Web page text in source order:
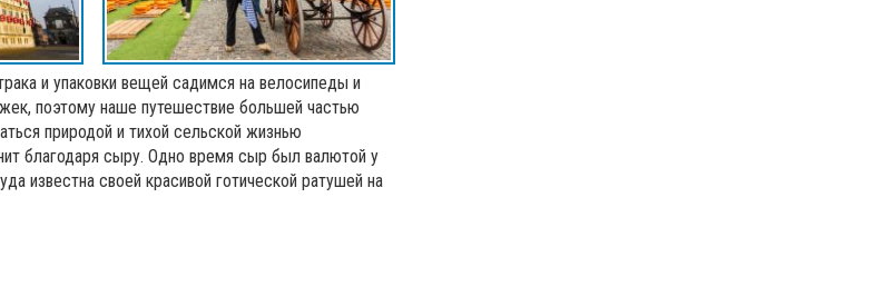
и упаковки вещей садимся на велосипеды и
поэтому наше путешествие большей частью
природой и тихой сельской жизнью
благодаря сыру. Одно время сыр был валютой у
известна своей красивой готической ратушей на